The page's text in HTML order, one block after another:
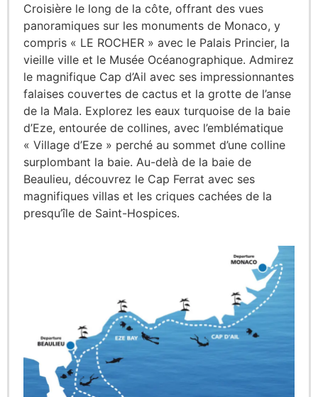
Croisière le long de la côte, offrant des vues
panoramiques sur les monuments de Monaco, y
compris « LE ROCHER » avec le Palais Princier, la
vieille ville et le Musée Océanographique. Admirez
le magnifique Cap d’Ail avec ses impressionnantes
falaises couvertes de cactus et la grotte de l’anse
de la Mala. Explorez les eaux turquoise de la baie
d’Eze, entourée de collines, avec l’emblématique
« Village d’Eze » perché au sommet d’une colline
surplombant la baie. Au-delà de la baie de
Beaulieu, découvrez le Cap Ferrat avec ses
magnifiques villas et les criques cachées de la
presqu’île de Saint-Hospices.